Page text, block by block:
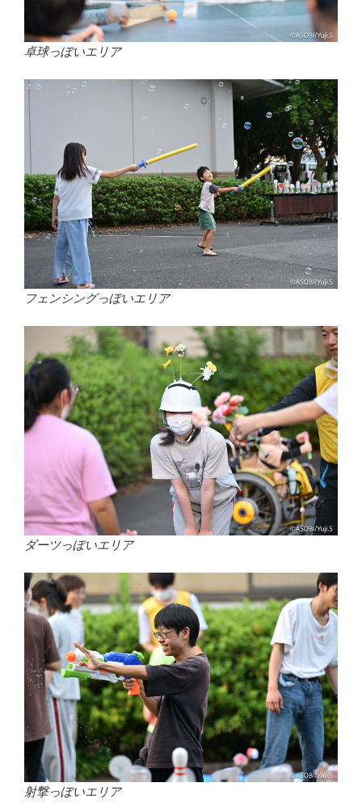
卓球っぽいエリア
フェンシングっぽいエリア
ダーツっぽいエリア
射撃っぽいエリア